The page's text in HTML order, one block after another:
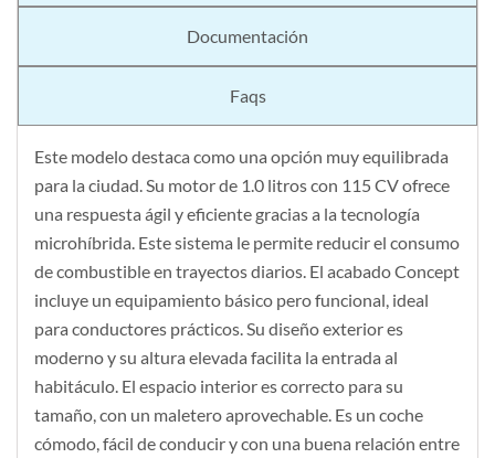
Documentación
Faqs
Este modelo destaca como una opción muy equilibrada
para la ciudad. Su motor de 1.0 litros con 115 CV ofrece
una respuesta ágil y eficiente gracias a la tecnología
microhíbrida. Este sistema le permite reducir el consumo
de combustible en trayectos diarios. El acabado Concept
incluye un equipamiento básico pero funcional, ideal
para conductores prácticos. Su diseño exterior es
moderno y su altura elevada facilita la entrada al
habitáculo. El espacio interior es correcto para su
tamaño, con un maletero aprovechable. Es un coche
cómodo, fácil de conducir y con una buena relación entre